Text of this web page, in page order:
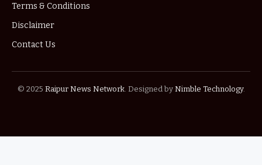
Terms & Conditions
Disclaimer
Contact Us
© 2025 Raipur News Network. Designed by Nimble Technology.